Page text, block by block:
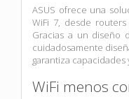
ASUS ofrece una
WiFi 7, desde
Gracias a un diseño
cuidadosamente
garantiza
WiFi menos